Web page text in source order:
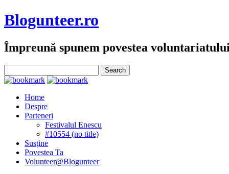
Blogunteer.ro
Împreună spunem povestea
Home
Despre
Parteneri
Festivalul Enescu
#10554 (no title)
Susţine
Povestea Ta
Volunteer@Blogunteer